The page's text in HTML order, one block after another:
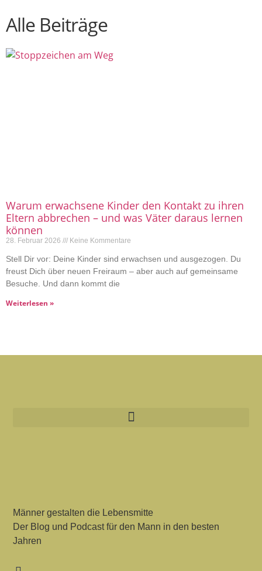
Alle Beiträge
Warum erwachsene Kinder den Kontakt zu ihren
Eltern abbrechen – und was Väter daraus lernen
können
28. Februar 2026 Keine Kommentare
Stell Dir vor: Deine Kinder sind erwachsen und ausgezogen. Du
freust Dich über neuen Freiraum – aber auch auf gemeinsame
Besuche. Und dann kommt die
Weiterlesen »
Männer gestalten die Lebensmitte
Der Blog und Podcast für den Mann in den besten
Jahren